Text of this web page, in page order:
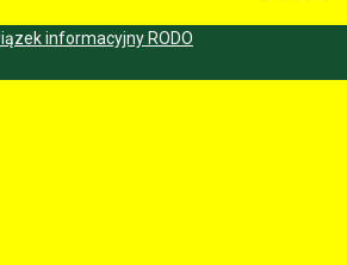
informacyjny RODO